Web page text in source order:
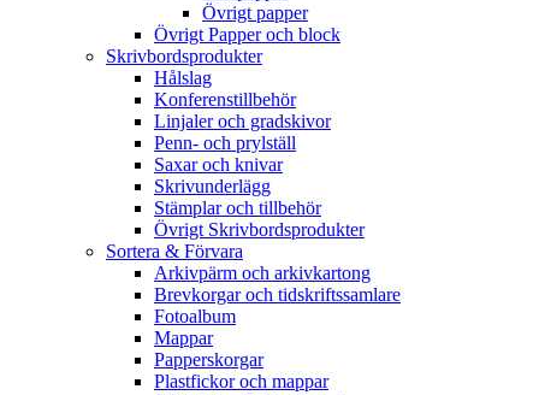
Övrigt papper
Övrigt Papper och block
Skrivbordsprodukter
Hålslag
Konferenstillbehör
Linjaler och gradskivor
Penn- och prylställ
Saxar och knivar
Skrivunderlägg
Stämplar och tillbehör
Övrigt Skrivbordsprodukter
Sortera & Förvara
Arkivpärm och arkivkartong
Brevkorgar och tidskriftssamlare
Fotoalbum
Mappar
Papperskorgar
Plastfickor och mappar